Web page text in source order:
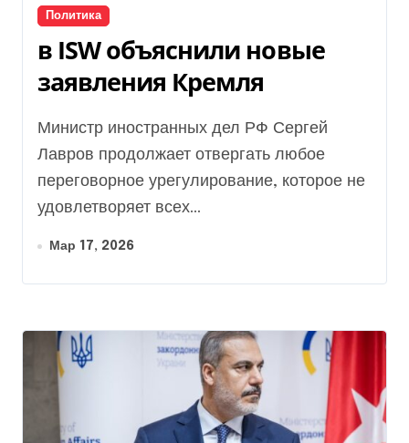
Политика
в ISW объяснили новые
заявления Кремля
Министр иностранных дел РФ Сергей
Лавров продолжает отвергать любое
переговорное урегулирование, которое не
удовлетворяет всех...
Мар 17, 2026